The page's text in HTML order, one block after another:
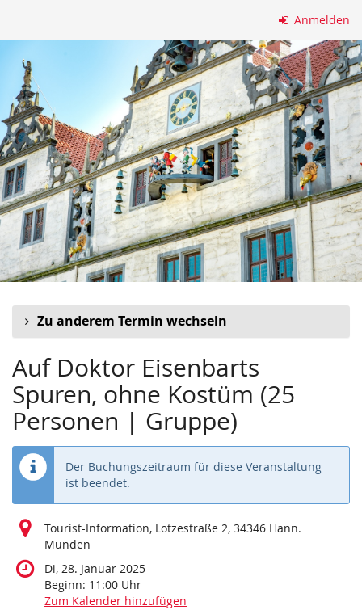
springen
Anmelden
Zu anderem Termin wechseln
Auf Doktor Eisenbarts
Spuren, ohne Kostüm (25
Personen | Gruppe)
Der Buchungszeitraum für diese Veranstaltung
ist beendet.
Tourist-Information, Lotzestraße 2, 34346 Hann.
Münden
Di, 28. Januar 2025
Beginn: 11:00 Uhr
Zum Kalender hinzufügen